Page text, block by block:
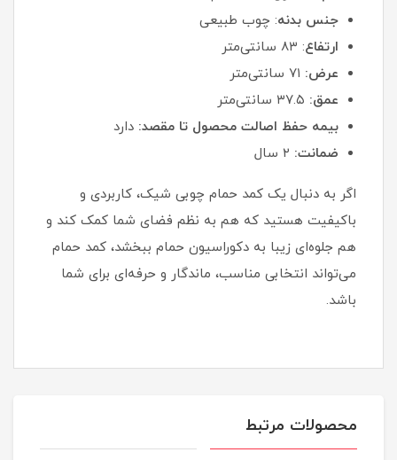
جنس بدنه: چوب طبیعی
ارتفاع: ۸۳ سانتی‌متر
عرض:
عمق:
بیمه حفظ اصالت محصول تا مقصد: دارد
ضمانت:
اگر به دنبال یک کمد حمام چوبی شیک، کاربردی و
باکیفیت هستید که هم به نظم فضای شما کمک کند و
هم جلوه‌ای زیبا به دکوراسیون حمام ببخشد، کمد حمام
می‌تواند انتخابی مناسب، ماندگار و حرفه‌ای برای شما
باشد.
محصولات مرتبط